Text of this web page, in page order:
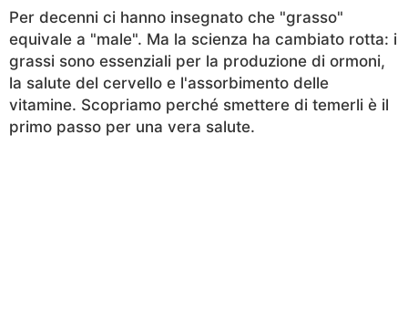
Per decenni ci hanno insegnato che "grasso"
equivale a "male". Ma la scienza ha cambiato rotta: i
grassi sono essenziali per la produzione di ormoni,
la salute del cervello e l'assorbimento delle
vitamine. Scopriamo perché smettere di temerli è il
primo passo per una vera salute.